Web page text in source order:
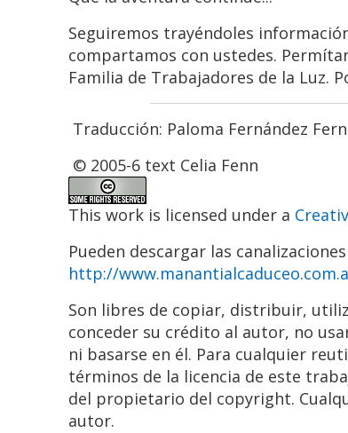
Seguiremos trayéndoles
compartamos con ustedes.
Familia de Trabajadores de la Luz.
Traducción: Paloma Fernández
© 2005-6 text Celia Fenn
This work is licensed under a
Pueden descargar las
http://
Son libres de copiar, distribuir,
conceder su crédito al autor, no
ni basarse en él. Para cualquier
términos de la licencia de este
del propietario del copyright.
autor.